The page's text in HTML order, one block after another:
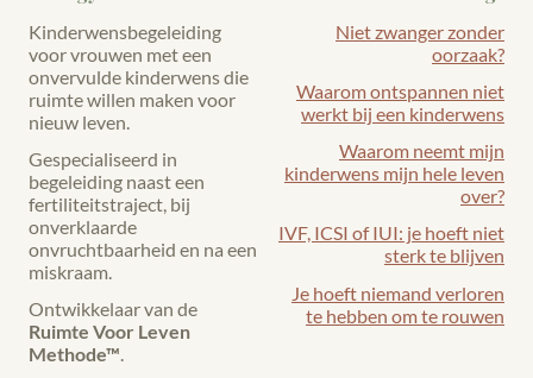
Kinderwensbegeleiding
voor vrouwen met een
onvervulde kinderwens die
ruimte willen maken voor
nieuw leven.
Gespecialiseerd in
begeleiding naast een
fertiliteitstraject, bij
onverklaarde
onvruchtbaarheid en na een
miskraam.
Ontwikkelaar van de
Ruimte Voor Leven
Methode™.
Niet zwanger zonder
oorzaak?
Waarom ontspannen niet
werkt bij een kinderwens
Waarom neemt mijn
kinderwens mijn hele leven
over?
IVF, ICSI of IUI: je hoeft niet
sterk te blijven
Je hoeft niemand verloren
te hebben om te rouwen